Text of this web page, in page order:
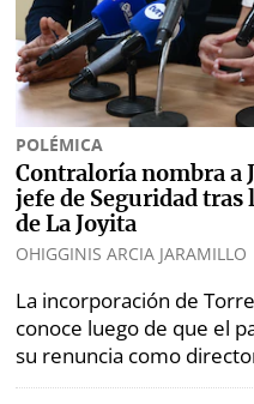
Mundo
Deportes
Ponle
la
Firma
Blogs
Videos
Fe
erratas
POLÉMICA
Contraloría nombra a
jefe de Seguridad tras
de La Joyita
OHIGGINIS ARCIA JARAMILLO
La incorporación de
conoce luego de que el
su renuncia como